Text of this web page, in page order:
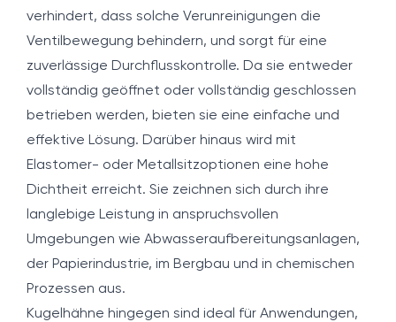
verhindert, dass solche Verunreinigungen die
Ventilbewegung behindern, und sorgt für eine
zuverlässige Durchflusskontrolle. Da sie entweder
vollständig geöffnet oder vollständig geschlossen
betrieben werden, bieten sie eine einfache und
effektive Lösung. Darüber hinaus wird mit
Elastomer- oder Metallsitzoptionen eine hohe
Dichtheit erreicht. Sie zeichnen sich durch ihre
langlebige Leistung in anspruchsvollen
Umgebungen wie Abwasseraufbereitungsanlagen,
der Papierindustrie, im Bergbau und in chemischen
Prozessen aus.
Kugelhähne hingegen sind ideal für Anwendungen,